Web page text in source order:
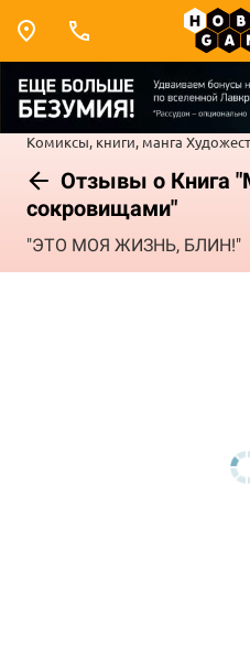
Комиксы, книги, манга
Отзывы о Книга
сокровищами"
"ЭТО МОЯ ЖИЗНЬ, БЛИН!"